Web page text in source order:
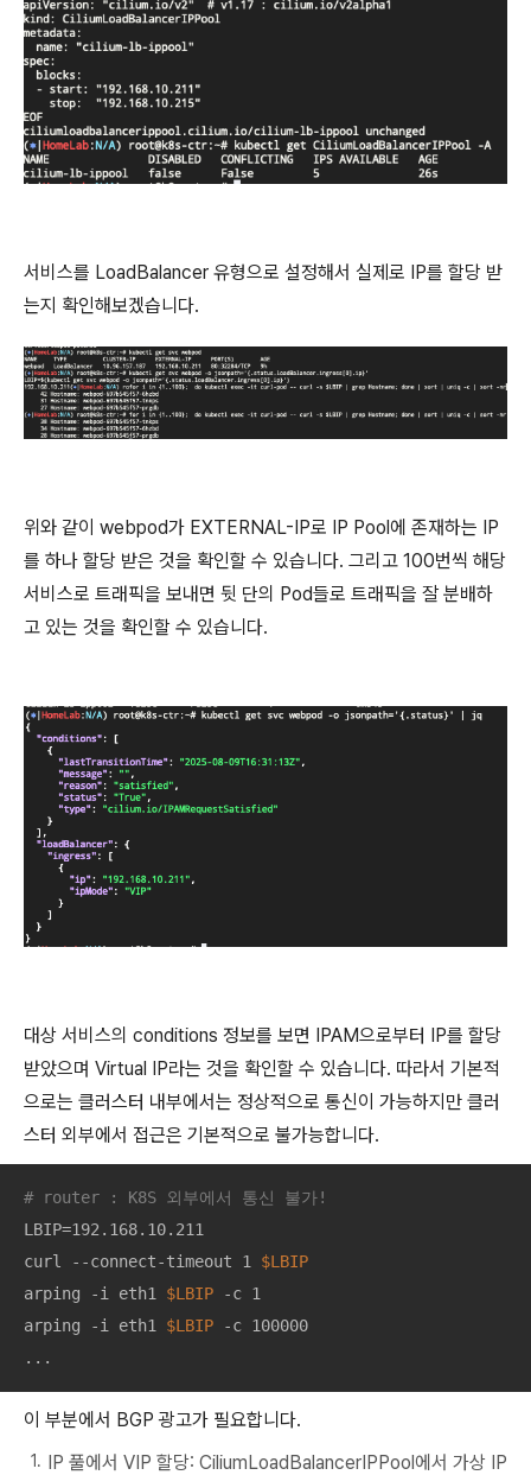
서비스를 LoadBalancer 유형으로 설정해서 실제로 IP를 할당 받
는지 확인해보겠습니다.
위와 같이 webpod가 EXTERNAL-IP로 IP Pool에 존재하는 IP
를 하나 할당 받은 것을 확인할 수 있습니다. 그리고 100번씩 해당
서비스로 트래픽을 보내면 뒷 단의 Pod들로 트래픽을 잘 분배하
고 있는 것을 확인할 수 있습니다.
대상 서비스의 conditions 정보를 보면 IPAM으로부터 IP를 할당
받았으며 Virtual IP라는 것을 확인할 수 있습니다. 따라서 기본적
으로는 클러스터 내부에서는 정상적으로 통신이 가능하지만 클러
스터 외부에서 접근은 기본적으로 불가능합니다.
# router : K8S 외부에서 통신 불가!
LBIP=192.168.10.211
curl --connect-timeout 1 $LBIP
arping -i eth1 $LBIP -c 1
arping -i eth1 $LBIP -c 100000
...
이 부분에서 BGP 광고가 필요합니다.
IP 풀에서 VIP 할당: CiliumLoadBalancerIPPool에서 가상 IP